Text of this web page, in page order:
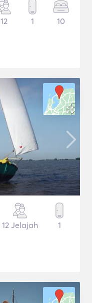
12 1 10
12 Jelajah 1